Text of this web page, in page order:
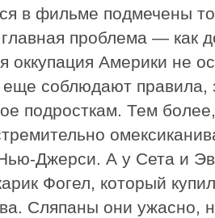
в фильме подмечены
проблема — как
оккупация Америки не
еще соблюдают
подросткам. Тем
Джерси. А у Сета и
Фогел, который
Сляпаны они ужасно,